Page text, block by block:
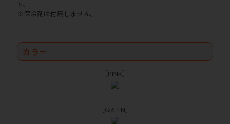
す。
※保冷剤は付属しません。
カラー
［PINK］
［GREEN］